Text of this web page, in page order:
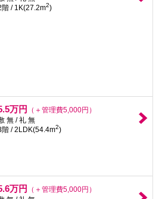
階 / 1K(27.2m2)
万円
（＋管理費5,000円）
無 / 礼 無
階 / 2LDK(54.4m2)
万円
（＋管理費5,000円）